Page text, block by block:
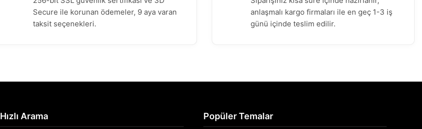
Secure ile korunan ödemeler, 9 aya varan
taksit seçenekleri.
anlaşmalı kargo firmaları ile en geç 1-3 iş
günü içinde teslim edilir.
Hızlı Arama Popüler Temalar